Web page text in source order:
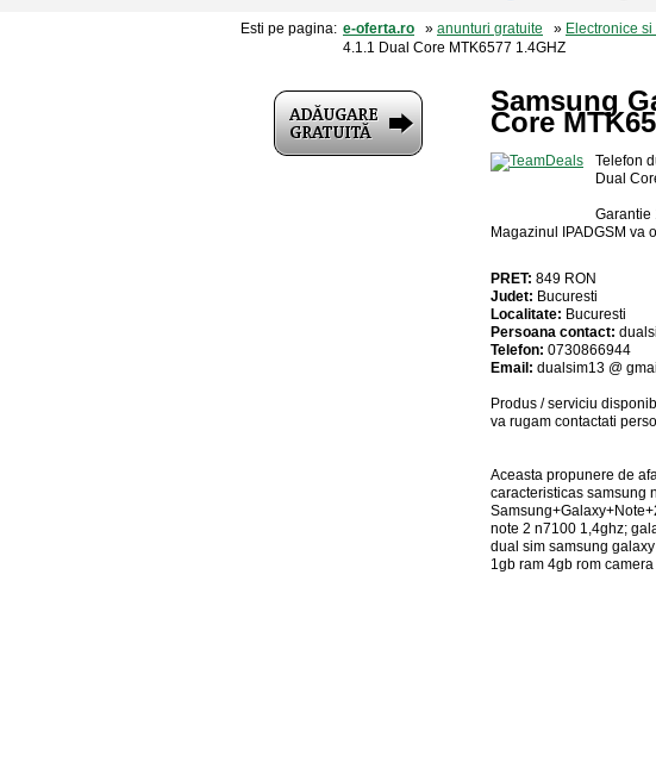
Esti pe pagina: e-oferta.ro » anunturi gratuite » Electronice
4.1.1 Dual Core MTK6577 1.4GHZ
Samsung
Core
Telefon
Dual
Garantie
Magazinul IPADGSM va
PRET: 849 RON
Judet: Bucuresti
Localitate: Bucuresti
Persoana contact:
Telefon: 0730866944
Email: dualsim13 @
Produs / serviciu
va rugam contactati
Aceasta propunere de
caracteristicas samsung
note 2 n7100 1,4ghz;
dual sim samsung
1gb ram 4gb rom